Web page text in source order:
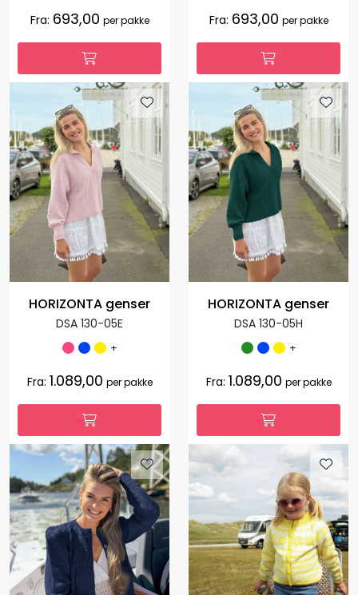
Fra: 693,00 per pakke Fra: 693,00 per pakke
HORIZONTA genser
DSA 130-05E
+
Fra: 1.089,00 per pakke
HORIZONTA genser
DSA 130-05H
+
Fra: 1.089,00 per pakke